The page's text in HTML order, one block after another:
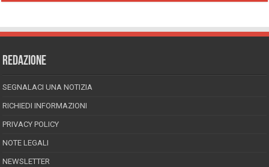
REDAZIONE
SEGNALACI UNA NOTIZIA
RICHIEDI INFORMAZIONI
PRIVACY POLICY
NOTE LEGALI
NEWSLETTER